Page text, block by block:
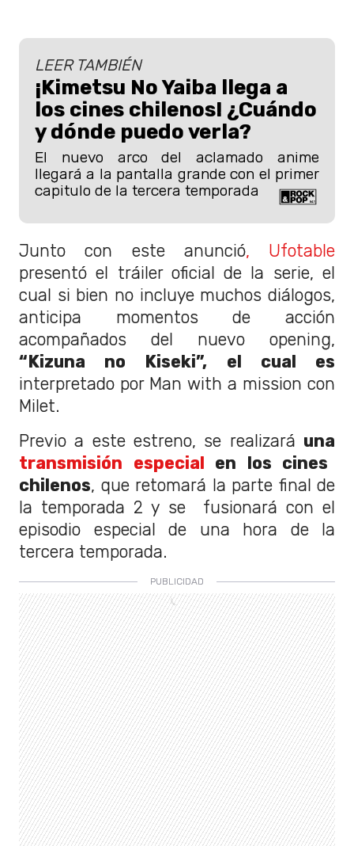
LEER TAMBIÉN
¡Kimetsu No Yaiba llega a
los cines chilenos! ¿Cuándo
y dónde puedo verla?
El nuevo arco del aclamado anime
llegará a la pantalla grande con el primer
capitulo de la tercera temporada
Junto con este anunció, Ufotable
presentó el tráiler oficial de la serie, el
cual si bien no incluye muchos diálogos,
anticipa momentos de acción
acompañados del nuevo opening,
“Kizuna no Kiseki”, el cual es
interpretado por Man with a mission con
Milet.
Previo a este estreno, se realizará una
transmisión especial en los cines
chilenos, que retomará la parte final de
la temporada 2 y se fusionará con el
episodio especial de una hora de la
tercera temporada.